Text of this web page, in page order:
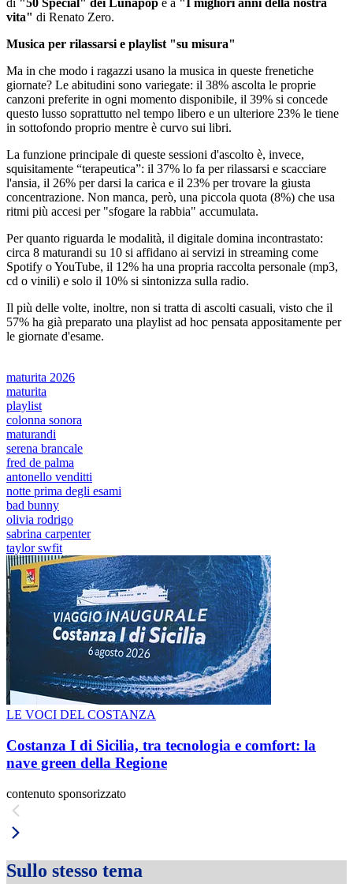
di "50 Special" dei Lunapop e a "I migliori anni della nostra
vita" di Renato Zero.
Musica per rilassarsi e playlist "su misura"
Ma in che modo i ragazzi usano la musica in queste frenetiche
giornate? Le abitudini sono variegate: il 38% ascolta le proprie
canzoni preferite in ogni momento disponibile, il 39% si concede
questo lusso soprattutto nel tempo libero e un ulteriore 23% le tiene
in sottofondo proprio mentre è curvo sui libri.
La funzione principale di queste sessioni d'ascolto è, invece,
squisitamente “terapeutica”: il 37% lo fa per rilassarsi e scacciare
l'ansia, il 26% per darsi la carica e il 23% per trovare la giusta
concentrazione. Non manca, però, una piccola quota (8%) che usa
ritmi più accesi per "sfogare la rabbia" accumulata.
Per quanto riguarda le modalità, il digitale domina incontrastato:
circa 8 maturandi su 10 si affidano ai servizi in streaming come
Spotify o YouTube, il 12% ha una propria raccolta personale (mp3,
cd o vinili) e solo il 10% si sintonizza sulla radio.
Il più delle volte, inoltre, non si tratta di ascolti casuali, visto che il
57% ha già preparato una playlist ad hoc pensata appositamente per
le giornate d'esame.
maturita 2026
maturita
playlist
colonna sonora
maturandi
serena brancale
fred de palma
antonello venditti
notte prima degli esami
bad bunny
olivia rodrigo
sabrina carpenter
taylor swfit
LE VOCI DEL COSTANZA
Costanza I di Sicilia, tra tecnologia e comfort: la
nave green della Regione
contenuto sponsorizzato
Sullo stesso tema